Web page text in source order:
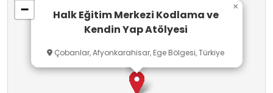
Halk Eğitim Merkezi Kodlama ve
Kendin Yap Atölyesi
Çobanlar, Afyonkarahisar, Ege Bölgesi, Türkiye
×
−